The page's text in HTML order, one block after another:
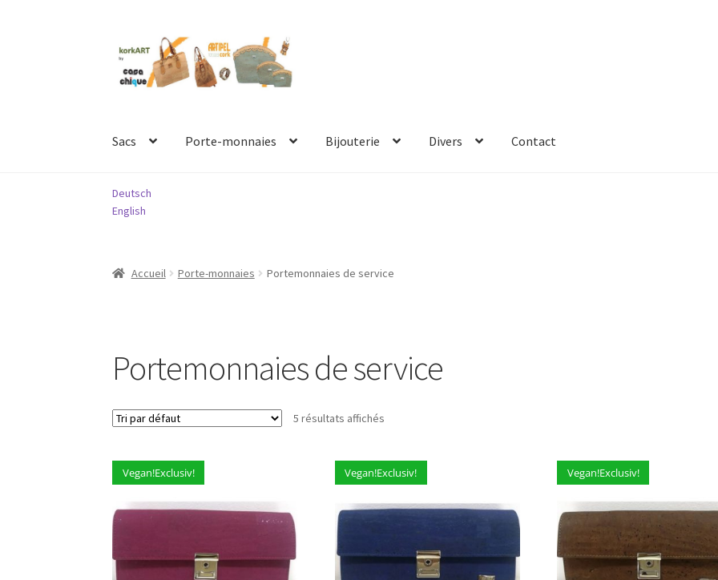
la
au
contenu
Sacs Porte-monnaies Bijouterie Divers Contact
Deutsch
English
Accueil Porte-monnaies Portemonnaies de service
Portemonnaies de service
5 résultats affichés
Vegan!Exclusiv! Vegan!Exclusiv! Vegan!Exclusiv!